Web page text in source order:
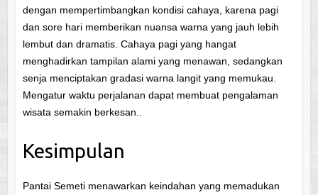
dengan mempertimbangkan kondisi cahaya, karena pagi
dan sore hari memberikan nuansa warna yang jauh lebih
lembut dan dramatis. Cahaya pagi yang hangat
menghadirkan tampilan alami yang menawan, sedangkan
senja menciptakan gradasi warna langit yang memukau.
Mengatur waktu perjalanan dapat membuat pengalaman
wisata semakin berkesan..
Kesimpulan
Pantai Semeti menawarkan keindahan yang memadukan